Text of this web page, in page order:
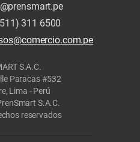
311 6500
S.A.C.
Paracas #532
Lima - Perú
S.A.C.
reservados